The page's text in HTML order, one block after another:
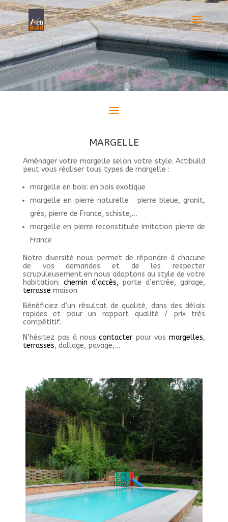
MARGELLE
Aménager votre margelle selon votre style. Actibuild
peut vous réaliser tous types de margelle :
margelle en bois: en bois exotique
margelle en pierre naturelle : pierre bleue, granit,
grès, pierre de France, schiste,…
margelle en pierre reconstituée imitation pierre de
France
Notre diversité nous permet de répondre à chacune
de vos demandes et de les respecter
scrupuleusement en nous adaptons au style de votre
habitation: chemin d’accès, porte d’entrée, garage,
terrasse maison.
Bénéficiez d’un résultat de qualité, dans des délais
rapides et pour un rapport qualité / prix très
compétitif.
N’hésitez pas à nouscontacter pour vosmargelles,
terrasses, dallage, pavage,…